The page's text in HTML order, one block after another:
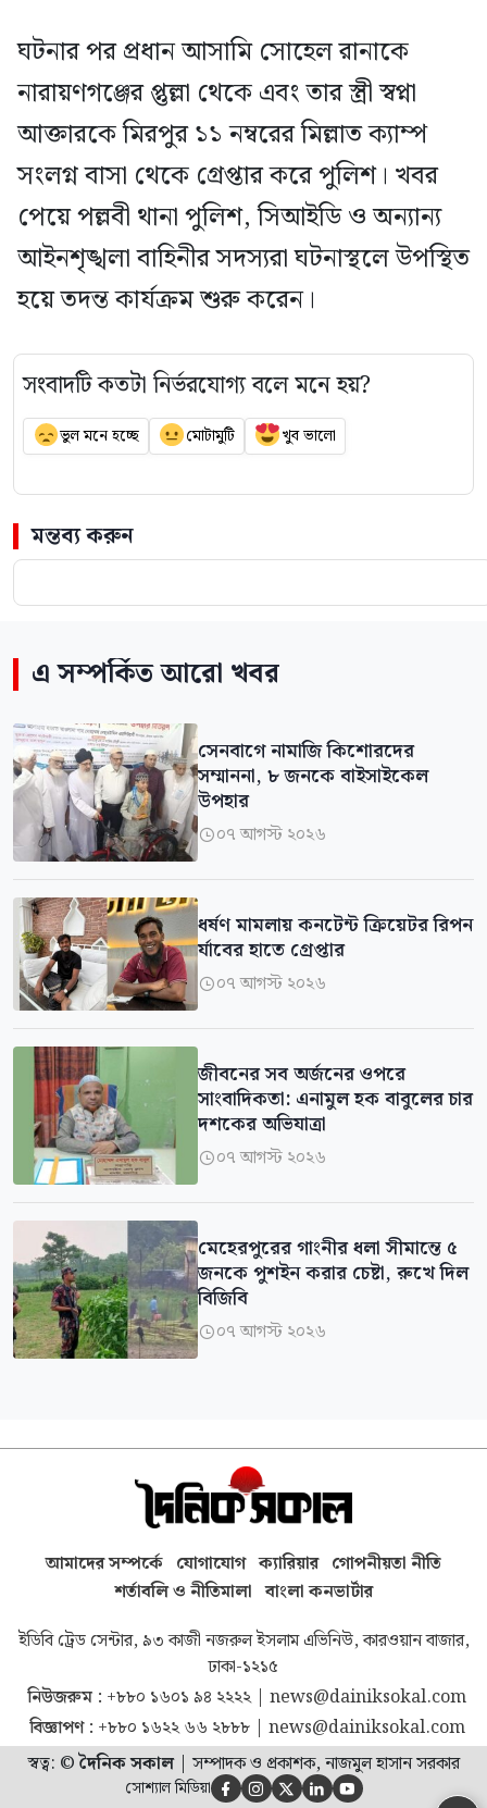
ঘটনার পর প্রধান আসামি সোহেল রানাকে
নারায়ণগঞ্জের প্তুল্লা থেকে এবং তার স্ত্রী স্বপ্না
আক্তারকে মিরপুর ১১ নম্বরের মিল্লাত ক্যাম্প
সংলগ্ন বাসা থেকে গ্রেপ্তার করে পুলিশ। খবর
পেয়ে পল্লবী থানা পুলিশ, সিআইডি ও অন্যান্য
আইনশৃঙ্খলা বাহিনীর সদস্যরা ঘটনাস্থলে উপস্থিত
হয়ে তদন্ত কার্যক্রম শুরু করেন।
সংবাদটি কতটা নির্ভরযোগ্য বলে মনে হয়?
ভুল মনে হচ্ছে মোটামুটি খুব ভালো
মন্তব্য করুন
এ সম্পর্কিত আরো খবর
সেনবাগে নামাজি কিশোরদের
সম্মাননা, ৮ জনকে বাইসাইকেল
উপহার
০৭ আগস্ট ২০২৬
ধর্ষণ মামলায় কনটেন্ট ক্রিয়েটর রিপন
র্যাবের হাতে গ্রেপ্তার
০৭ আগস্ট ২০২৬
জীবনের সব অর্জনের ওপরে
সাংবাদিকতা: এনামুল হক বাবুলের চার
দশকের অভিযাত্রা
০৭ আগস্ট ২০২৬
মেহেরপুরের গাংনীর ধলা সীমান্তে ৫
জনকে পুশইন করার চেষ্টা, রুখে দিল
বিজিবি
০৭ আগস্ট ২০২৬
আমাদের সম্পর্কে যোগাযোগ ক্যারিয়ার গোপনীয়তা নীতি
শর্তাবলি ও নীতিমালা বাংলা কনভার্টার
ইডিবি ট্রেড সেন্টার, ৯৩ কাজী নজরুল ইসলাম এভিনিউ, কারওয়ান বাজার,
ঢাকা-১২১৫
নিউজরুম : +৮৮০ ১৬০১ ৯৪ ২২২২| news@dainiksokal.com
বিজ্ঞাপণ : +৮৮০ ১৬২২ ৬৬ ২৮৮৮| news@dainiksokal.com
স্বত্ব: ©দৈনিক সকাল| সম্পাদক ও প্রকাশক, নাজমুল হাসান সরকার
সোশ্যাল মিডিয়া     